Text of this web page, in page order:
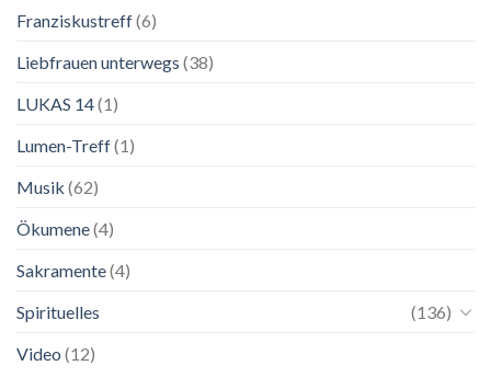
Franziskustreff(6)
Liebfrauen unterwegs (38)
LUKAS 14(1)
Lumen-Treff(1)
Musik (62)
Ökumene(4)
Sakramente(4)
Spirituelles
(136)
Video (12)